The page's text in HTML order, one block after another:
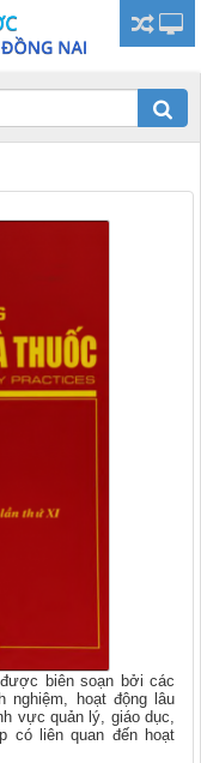
biên soạn bởi các
nghiệm, hoạt động lâu
vực quản lý, giáo dục,
có liên quan đến hoạt